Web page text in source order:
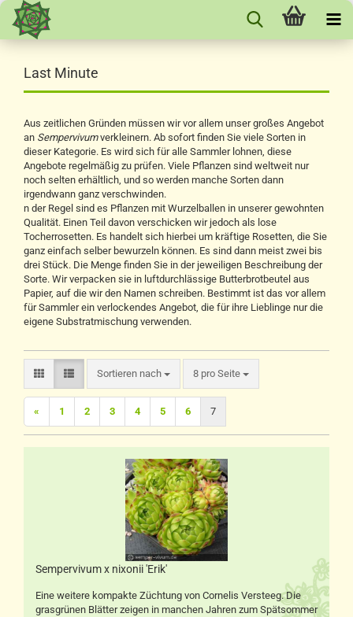
Last Minute
Aus zeitlichen Gründen müssen wir vor allem unser großes Angebot
an Sempervivumverkleinern. Ab sofort finden Sie viele Sorten in
dieser Kategorie. Es wird sich für alle Sammler lohnen, diese
Angebote regelmäßig zu prüfen. Viele Pflanzen sind weltweit nur
noch selten erhältlich, und so werden manche Sorten dann
irgendwann ganz verschwinden.
n der Regel sind es Pflanzen mit Wurzelballen in unserer gewohnten
Qualität. Einen Teil davon verschicken wir jedoch als lose
Tocherrosetten. Es handelt sich hierbei um kräftige Rosetten, die Sie
ganz einfach selber bewurzeln können. Es sind dann meist zwei bis
drei Stück. Die Menge finden Sie in der jeweiligen Beschreibung der
Sorte. Wir verpacken sie in luftdurchlässige Butterbrotbeutel aus
Papier, auf die wir den Namen schreiben. Bestimmt ist das vor allem
für Sammler ein verlockendes Angebot, die für ihre Lieblinge nur die
eigene Substratmischung verwenden.
Sortieren nach
Sortieren nach 8 pro Seite
pro Seite
« 1 2 3 4 5 6 7
Sempervivum x nixonii 'Erik'
Eine weitere kompakte Züchtung von Cornelis Versteeg. Die
grasgrünen Blätter zeigen in manchen Jahren zum Spätsommer